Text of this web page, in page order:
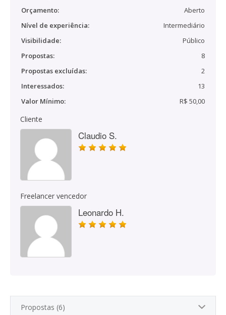
Orçamento:
Aberto
Nível de experiência:
Intermediário
Visibilidade:
Público
Propostas:
8
Propostas excluídas:
2
Interessados:
13
Valor Mínimo:
R$ 50,00
Cliente
Claudio S.
Freelancer vencedor
Leonardo H.
Propostas (6)